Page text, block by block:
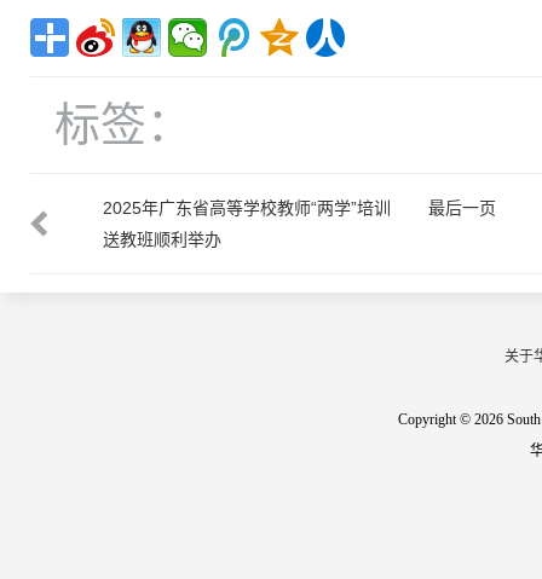
标签：
2025年广东省高等学校教师“两学”培训
送教班顺利举办
最后一页
关于
Copyright © 2026